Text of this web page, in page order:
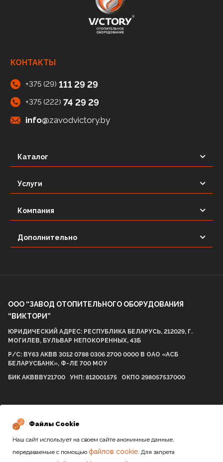
Каталог
Услуги
Компания
Дополнительно
КОНТАКТЫ
+375 (29) 111 29 29
+375 (222) 74 29 29
info@zavodvictory.by
ООО “ЗАВОД ОТОПИТЕЛЬНОГО ОБОРУДОВАНИЯ
“ВИКТОРИ”
ЮРИДИЧЕСКИЙ АДРЕС: РЕСПУБЛИКА БЕЛАРУСЬ, 212029, Г.
МОГИЛЕВ, БУЛЬВАР НЕПОКОРЕННЫХ, 43Б
Р/С: BY63 AKBB 3012 0788 0306 2700 0000 В ОАО «АСБ
БЕЛАРУСБАНК», Ф-ЛЕ 700 МОУ
БИК AKBBBY21700 УНП: 812001575 ОКПО 298057537000
Сайт разработан студией
Файлы Cookie
Наш сайт использует на своем сайте анонимные данные,
передаваемые с помощью файлов cookie. Для запрета